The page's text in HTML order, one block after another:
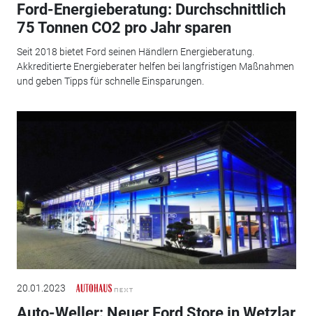
Ford-Energieberatung: Durchschnittlich
75 Tonnen CO2 pro Jahr sparen
Seit 2018 bietet Ford seinen Händlern Energieberatung.
Akkreditierte Energieberater helfen bei langfristigen Maßnahmen
und geben Tipps für schnelle Einsparungen.
20.01.2023